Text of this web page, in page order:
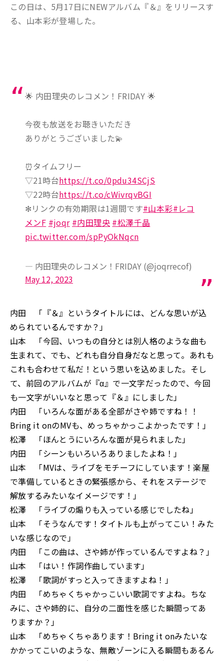
この日は、5月17日にNEWアルバム『＆』をリリースす
る、山本彩が登場した。
🌟 内田理央のレコメン！FRIDAY 🌟
今夜も放送をお聴きいただき
ありがとうございました💫
⏰タイムフリー
▽21時台https://t.co/0pdu34SCjS
▽22時台https://t.co/cWivrqvBGI
✻リンクの有効期限は1週間です#山本彩#レコ
メンF #joqr #内田理央 #松澤千晶
pic.twitter.com/spPyOkNqcn
— 内田理央のレコメン！FRIDAY (@joqrrecof)
May 12, 2023
内田 「『＆』というタイトルには、どんな思いが込
められているんですか？」
山本 「今回、いつもの自分とは別人格のような曲も
生まれて、でも、どれも自分自身だなと思って。あれも
これも合わせて私だ！という思いを込めました。そし
て、前回のアルバムが『α』で一文字だったので、今回
も一文字がいいなと思って『＆』にしました」
内田 「いろんな面がある全部がさや姉ですね！！
Bring it onのMVも、めっちゃかっこよかったです！」
松澤 「ほんとうにいろんな面が見られました」
内田 「シーンもいろいろありましたよね！」
山本 「MVは、ライブをモチーフにしています！楽屋
で準備しているときの緊張感から、それをステージで
解放するみたいなイメージです！」
松澤 「ライブの煽りも入っている感じでしたね」
山本 「そうなんです！タイトルも上がってこい！みた
いな感じなので」
内田 「この曲は、さや姉が作っているんですよね？」
山本 「はい！作詞作曲しています」
松澤 「歌詞がすっと入ってきますよね！」
内田 「めちゃくちゃかっこいい歌詞ですよね。ちな
みに、さや姉的に、自分の二面性を感じた瞬間ってあ
りますか？」
山本 「めちゃくちゃあります！Bring it onみたいな
かかってこいのような、無敵ゾーンに入る瞬間もあるん